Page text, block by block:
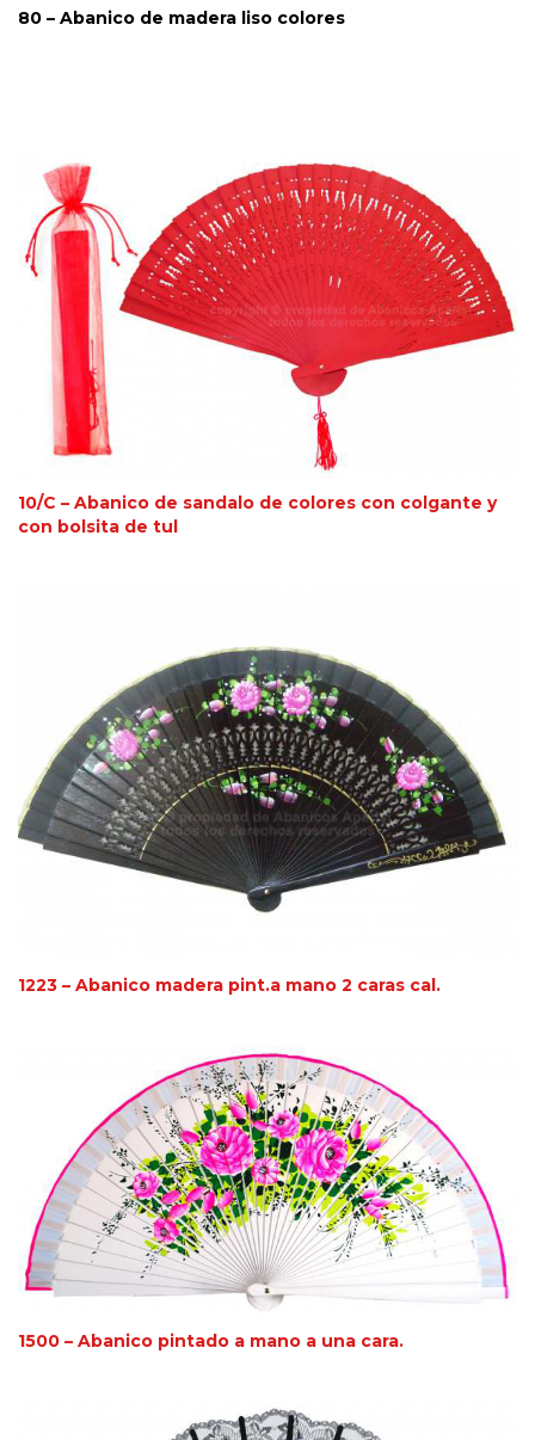
80 – Abanico de madera liso colores
10/C – Abanico de sandalo de colores con colgante y
con bolsita de tul
1223 – Abanico madera pint.a mano 2 caras cal.
1500 – Abanico pintado a mano a una cara.